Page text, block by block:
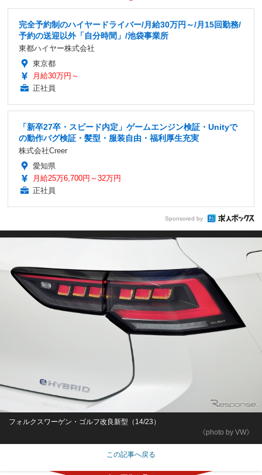
完全予約制のハイヤードライバー/月給30万円～/月15回勤務/
予約の送迎以外「自分時間」/池袋事業所
東都ハイヤー株式会社
東京都
月給30万円～
正社員
「新卒27卒・スピード内定」ゲームエンジン検証・Unityで
の動作バグ検証・髪型・服装自由・福利厚生充実
株式会社Creer
愛知県
月給25万6,700円～32万円
正社員
Sponsored by
《photo by VW》
フォルクスワーゲン・ゴルフ改良新型（14/23）
この記事へ戻る